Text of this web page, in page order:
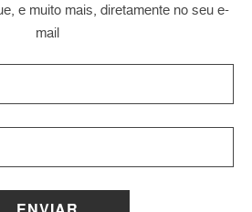
e muito mais, diretamente no seu e-
mail